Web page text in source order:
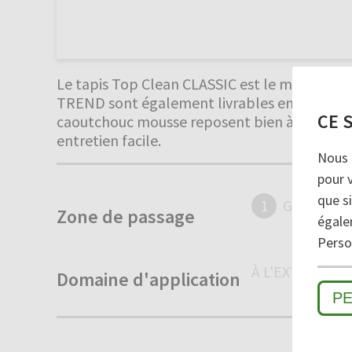
CE
pour
que
Le tapis Top Clean CLASSIC est le modèle
TREND sont également livrables en Top
caoutchouc mousse reposent bien à plat sur
entretien facile.
Zone de passage 1 GROSSES
Domaine d'application À L'EXTÉRIEUR